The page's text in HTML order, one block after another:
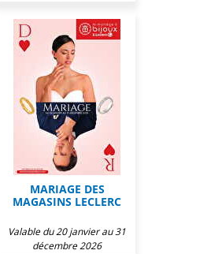
MARIAGE DES
MAGASINS LECLERC
Valable du 20 janvier au 31
décembre 2026